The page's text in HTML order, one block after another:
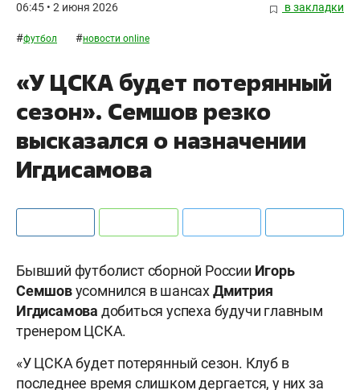
06:45 • 2 июня 2026 в закладки
#футбол #новости online
«У ЦСКА будет потерянный
сезон». Семшов резко
высказался о назначении
Игдисамова
Бывший футболист сборной России Игорь
Семшовусомнился в шансахДмитрия
Игдисамова добиться успеха будучи главным
тренером ЦСКА.
«У ЦСКА будет потерянный сезон. Клуб в
последнее время слишком дергается, у них за